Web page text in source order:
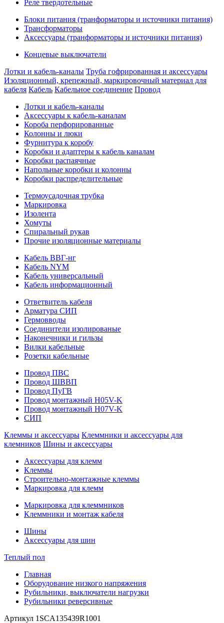
Реле твердотельные
Блоки питания (транформаторы и источники питания)
Трансформаторы
Аксессуары (транформаторы и источники питания)
Концевые выключатели
Лотки и кабель-каналы Труба гофрированная и аксессуары
Изоляционный, крепежный, маркировочный материал для
кабеля Кабель Кабельное соединение Провод
Лотки и кабель-каналы
Аксессуары к кабель-каналам
Короба перфорированные
Колонны и люки
Фурнитура к коробу
Коробки и адаптеры к кабель каналам
Коробки распаячные
Напольные коробки и колонны
Коробки распределительные
Термоусадочная трубка
Маркировка
Изолента
Хомуты
Спиральный рукав
Прочие изоляционные материалы
Кабель ВВГ-нг
Кабель NYM
Кабель универсальный
Кабель информационный
Ответвитель кабеля
Арматура СИП
Гермовводы
Соединители изолированые
Наконечники и гильзы
Вилки кабельные
Розетки кабельные
Провод ПВС
Провод ШВВП
Провод ПуГВ
Провод монтажный H05V-K
Провод монтажный H07V-K
СИП
Клеммы и аксессуары Клеммники и аксессуары для
клемников Шины и аксессуары
Аксессуары для клемм
Клеммы
Строительно-монтажные клеммы
Маркировка для клемм
Маркировка для клеммников
Клеммники и монтаж кабеля
Шины
Аксессуары для шин
Теплый пол
Главная
Оборудование низкого напряжения
Рубильники, выключатели нагрузки
Рубильники реверсивные
Артикул 1SCA135439R1001